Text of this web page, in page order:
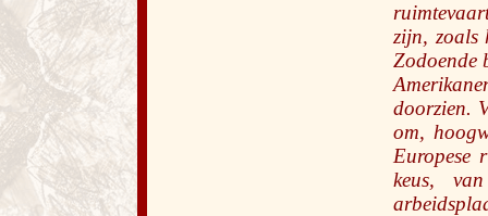
zijn, zoals
Zodoende
doorzien.
om,
Europese
keus,